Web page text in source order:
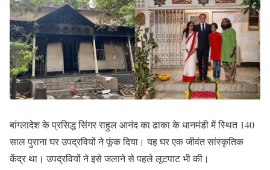
बांग्लादेश के प्रसिद्ध सिंगर राहुल आनंद का ढाका के धानमंडी में स्थित 140
साल पुराना घर उपद्रवियों ने फूंक दिया। यह घर एक जीवंत सांस्कृतिक
केंद्र था। उपद्रवियों ने इसे जलाने से पहले लूटपाट भी की।